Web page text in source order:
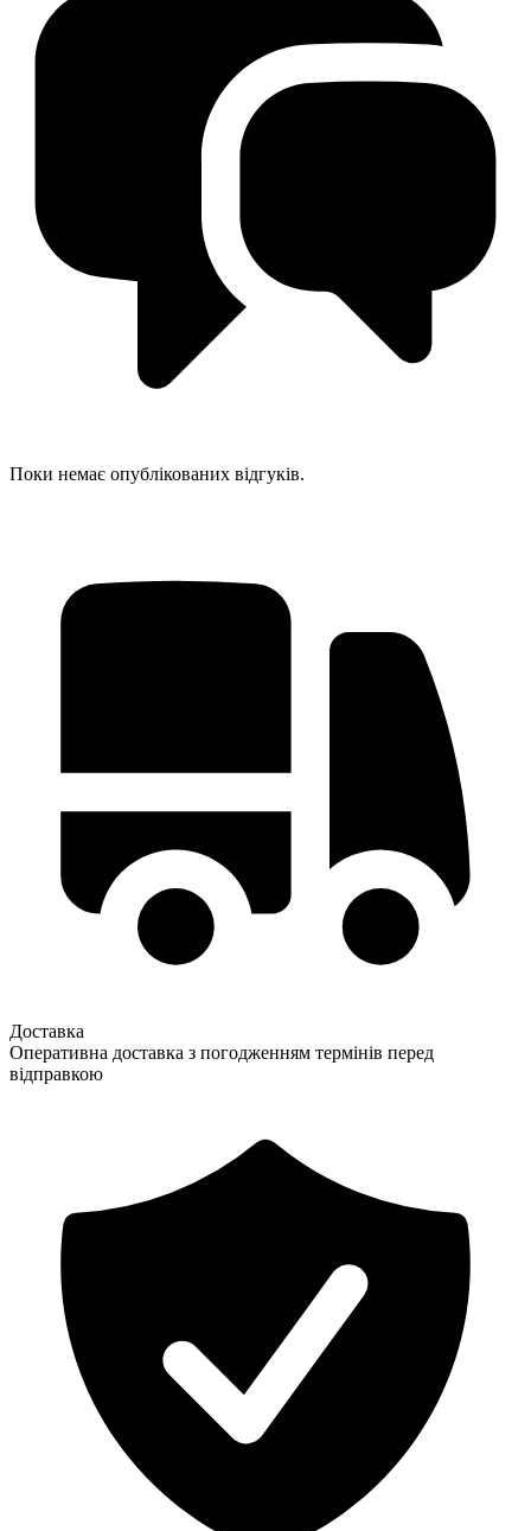
Поки немає опублікованих відгуків.
Доставка
Оперативна доставка з погодженням термінів перед
відправкою